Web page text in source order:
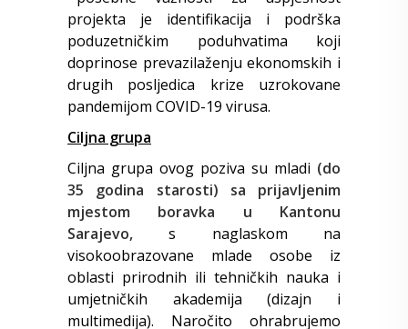
projekta je identifikacija i podrška
poduzetničkim poduhvatima koji
doprinose prevazilaženju ekonomskih i
drugih posljedica krize uzrokovane
pandemijom COVID-19 virusa.
Ciljna grupa
Ciljna grupa ovog poziva su mladi (do
35 godina starosti)
sa prijavljenim
mjestom boravka u Kantonu
Sarajevo,s naglaskom na
visokoobrazovane mlade osobe iz
oblasti prirodnih ili tehničkih nauka i
umjetničkih akademija (dizajn i
multimedija). Naročito ohrabrujemo